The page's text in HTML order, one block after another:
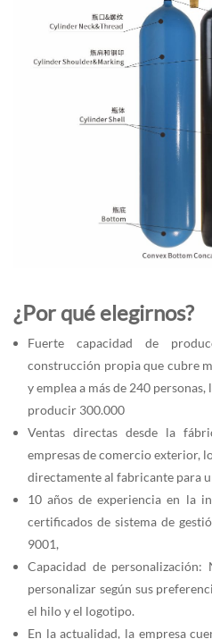
¿Por qué elegirnos?
Fuerte capacidad de
construcción propia que cubre
y emplea a más de 240
producir 300.000
Ventas directas desde la
empresas de comercio exterior,
directamente al fabricante para
10 años de experiencia en la
certificados de sistema de
9001,
Capacidad de personalización:
personalizar según sus
el hilo y el logotipo.
En la actualidad, la empresa